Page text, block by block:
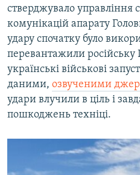
стверджувало управління
комунікацій апарату
удару спочатку було
перевантажили російську
українські військові
даними, озвученими
удари влучили в ціль і
пошкоджень техніці.